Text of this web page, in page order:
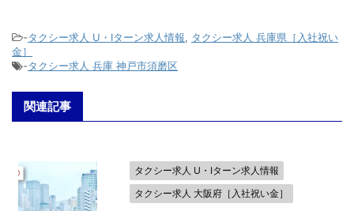
-タクシー求人 U・Iターン求人情報, タクシー求人 兵庫県［入社祝い
金］
-タクシー求人 兵庫 神戸市須磨区
関連記事
タクシー求人 U・Iターン求人情報
タクシー求人 大阪府［入社祝い金］